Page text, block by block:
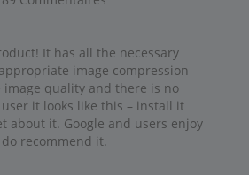
It has all the necessary
image compression
image quality and there is no
it looks like this – install it
about it. Google and users enjoy
do recommend it.